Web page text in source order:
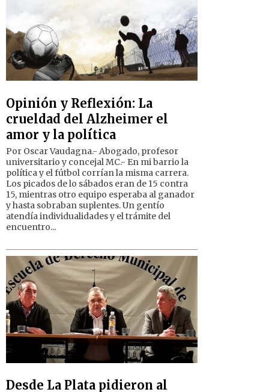
Opinión y Reflexión: La
crueldad del Alzheimer el
amor y la política
Por Oscar Vaudagna.- Abogado, profesor
universitario y concejal MC.- En mi barrio la
política y el fútbol corrían la misma carrera.
Los picados de lo sábados eran de 15 contra
15, mientras otro equipo esperaba al ganador
y hasta sobraban suplentes. Un gentío
atendía individualidades y el trámite del
encuentro...
Desde La Plata pidieron al